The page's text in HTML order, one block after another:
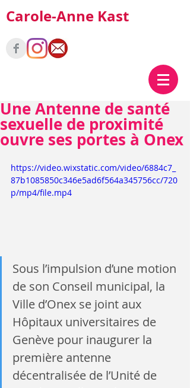
Carole-Anne Kast
Une Antenne de santé
sexuelle de proximité
ouvre ses portes à Onex
https://video.wixstatic.com/video/6884c7_
87b1085850c346e5ad6f564a345756cc/720
p/mp4/file.mp4
Sous l’impulsion d’une motion
de son Conseil municipal, la
Ville d’Onex se joint aux
Hôpitaux universitaires de
Genève pour inaugurer la
première antenne
décentralisée de l’Unité de